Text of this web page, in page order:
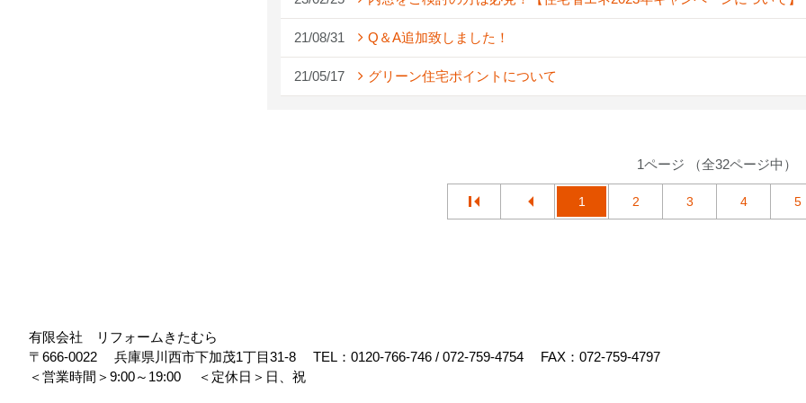
21/08/31 Q＆A追加致しました！
21/05/17 グリーン住宅ポイントについて
1ページ （全32ページ中）
1 2 3 4 5
有限会社 リフォームきたむら
〒666-0022
兵庫県川西市下加茂1丁目31-8 TEL： 0120-766-746 / 072-759-4754
FAX：072-759-4797
＜営業時間＞9:00～19:00
＜定休日＞日、祝